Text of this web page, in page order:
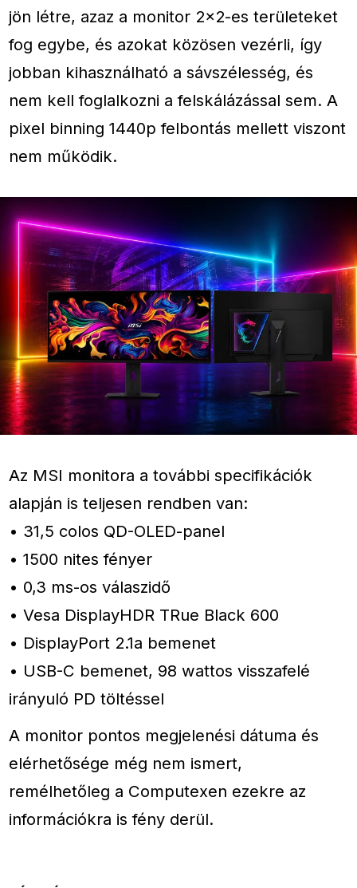
jön létre, azaz a monitor 2×2-es területeket
fog egybe, és azokat közösen vezérli, így
jobban kihasználható a sávszélesség, és
nem kell foglalkozni a felskálázással sem. A
pixel binning 1440p felbontás mellett viszont
nem működik.
Az MSI monitora a további specifikációk
alapján is teljesen rendben van:
• 31,5 colos QD-OLED-panel
• 1500 nites fényer
• 0,3 ms-os válaszidő
• Vesa DisplayHDR TRue Black 600
• DisplayPort 2.1a bemenet
• USB-C bemenet, 98 wattos visszafelé
irányuló PD töltéssel
A monitor pontos megjelenési dátuma és
elérhetősége még nem ismert,
remélhetőleg a Computexen ezekre az
információkra is fény derül.